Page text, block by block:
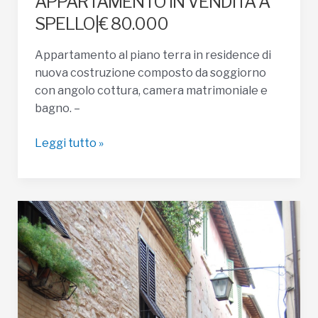
SPELLO|€ 80.000
Appartamento al piano terra in residence di
nuova costruzione composto da soggiorno
con angolo cottura, camera matrimoniale e
bagno. –
APPARTAMENTO
SPELLO|
€
80.000
Leggi tutto »